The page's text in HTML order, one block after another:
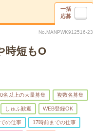
一括
応募
No.MANPWK912516-23
時短もO
名以上の大量募集 複数名募集
しゅふ歓迎 WEB登録OK
の仕事 17時前までの仕事